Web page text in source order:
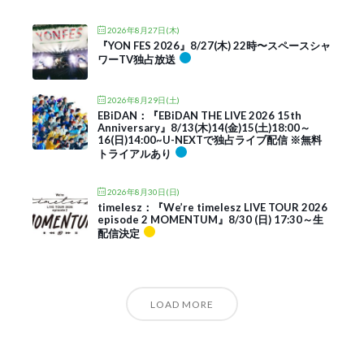
2026年8月27日(木)
『YON FES 2026』8/27(木) 22時〜スペースシャ
ワーTV独占放送
2026年8月29日(土)
EBiDAN：『EBiDAN THE LIVE 2026 15th
Anniversary』8/13(木)14(金)15(土)18:00～
16(日)14:00~U-NEXTで独占ライブ配信 ※無料
トライアルあり
2026年8月30日(日)
timelesz：『We’re timelesz LIVE TOUR 2026
episode 2 MOMENTUM』8/30 (日) 17:30～生
配信決定
LOAD MORE